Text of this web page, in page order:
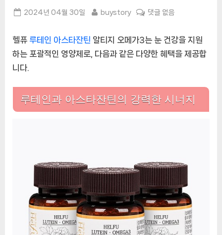
Posted
2024년 04월 30일 By
buystory
눈
을
위
루
타
잔
알
티
오
댓글 없음
헬퓨 루테인 아스타잔틴 알티지 오메가3는 눈 건강을 지원
하는 포괄적인 영양제로, 다음과 같은 다양한 혜택을 제공합
니다.
루테인과 아스타잔틴의 강력한 시너지